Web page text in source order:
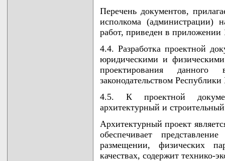
Перечень документов,
исполкома (администрации)
работ, приведен в приложении
4.4. Разработка проектной
юридическими и
проектирования
законодательством Республики
4.5. К проектной
архитектурный и
Архитектурный проект
обеспечивает
размещении, физических
качествах, содержит технико-